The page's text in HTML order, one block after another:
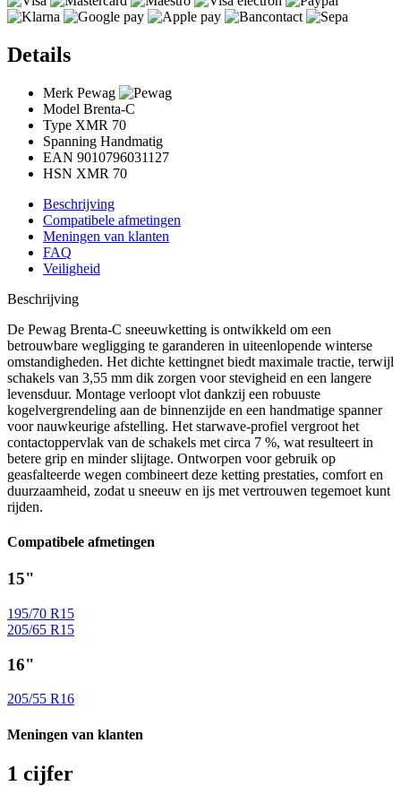
Details
Merk Pewag
Model Brenta-C
Type XMR 70
Spanning Handmatig
EAN 9010796031127
HSN XMR 70
Beschrijving
Compatibele afmetingen
Meningen van klanten
FAQ
Veiligheid
Beschrijving
De Pewag Brenta-C sneeuwketting is ontwikkeld om een
betrouwbare wegligging te garanderen in uiteenlopende winterse
omstandigheden. Het dichte kettingnet biedt maximale tractie, terwijl
schakels van 3,55 mm dik zorgen voor stevigheid en een langere
levensduur. Montage verloopt vlot dankzij een robuuste
kogelvergrendeling aan de binnenzijde en een handmatige spanner
voor nauwkeurige afstelling. Het starwave-profiel vergroot het
contactoppervlak van de schakels met circa 7 %, wat resulteert in
betere grip en minder slijtage. Ontworpen voor gebruik op
geasfalteerde wegen combineert deze ketting prestaties, comfort en
duurzaamheid, zodat u sneeuw en ijs met vertrouwen tegemoet kunt
rijden.
Compatibele afmetingen
15"
195/70 R15
205/65 R15
16"
205/55 R16
Meningen van klanten
1 cijfer